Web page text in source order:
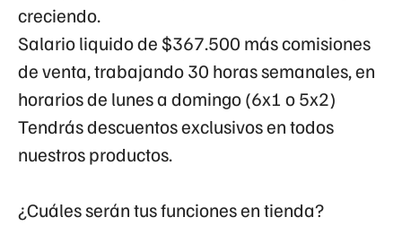
creciendo.
Salario liquido de$367.500 más comisiones
de venta, trabajando 30 horassemanales, en
horarios de lunes a domingo (6x1 o 5x2)
Tendrás descuentos exclusivos en todos
nuestros productos.
¿Cuáles serán tus funciones en tienda?